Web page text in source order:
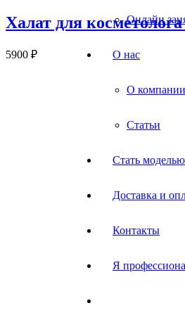
Онлайн
О нас
О компании
Статьи
Стать моделью
Доставка и
Контакты
Я
Халат для
5900 ₽